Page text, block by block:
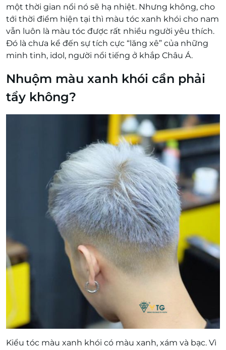
một thời gian nổi nó sẽ hạ nhiệt. Nhưng không, cho
tới thời điểm hiện tại thì màu tóc xanh khói cho nam
vẫn luôn là màu tóc được rất nhiều người yêu thích.
Đó là chưa kể đến sự tích cực “lăng xê” của những
minh tinh, idol, người nổi tiếng ở khắp Châu Á.
Nhuộm màu xanh khói cần phải
tẩy không?
Kiểu tóc màu xanh khói có màu xanh, xám và bạc. Vì